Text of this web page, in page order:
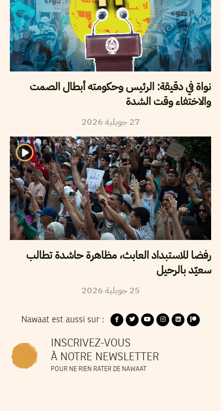
نواة في دقيقة: الرئيس وحكومته أبطال الصمت
والاختفاء وقت الشدة
27 جويلية2026
رفضا للاستبداد العابث، مظاهرة حاشدة تطالب
سعيّد بالرحيل
25 جويلية2026
Nawaat est aussi sur :
INSCRIVEZ-VOUS
À NOTRE NEWSLETTER
POUR NE RIEN RATER DE NAWAAT